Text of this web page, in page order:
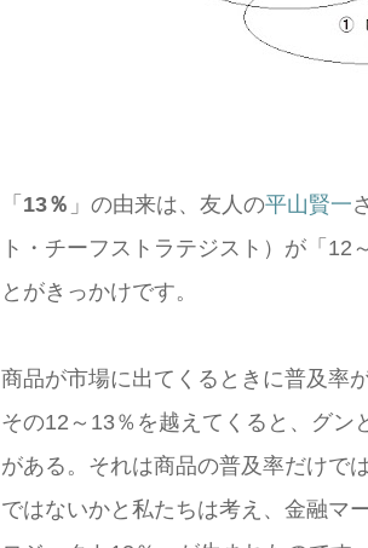
「 13％ 」の由来は、友人の平山賢一
ト・チーフストラテジスト）が「12
とがきっかけです。
商品が市場に出てくるときに普及率
その12～13％を越えてくると、グン
がある。それは商品の普及率だけでは
ではないかと私たちは考え、金融マ